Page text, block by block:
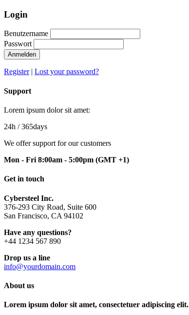
Login
Benutzername
Passwort
Anmelden
Register| Lost your password?
Support
Lorem ipsum dolor sit amet:
24h / 365days
We offer support for our customers
Mon - Fri 8:00am - 5:00pm (GMT +1)
Get in touch
Cybersteel Inc.
376-293 City Road, Suite 600
San Francisco, CA 94102
Have any questions?
+44 1234 567 890
Drop us a line
info@yourdomain.com
About us
Lorem ipsum dolor sit amet, consectetuer adipiscing elit.